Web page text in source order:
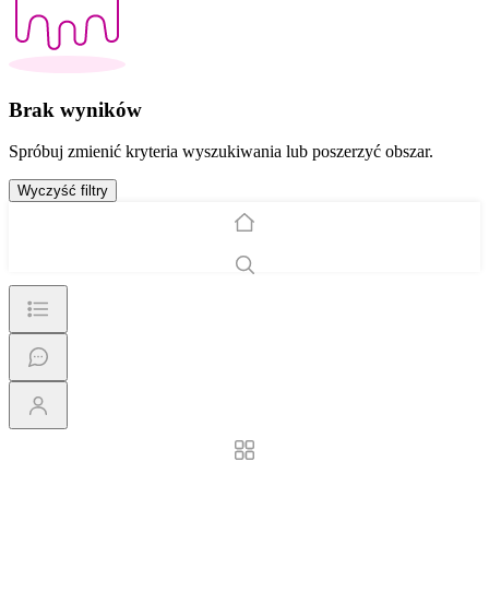
Brak wyników
Spróbuj zmienić kryteria wyszukiwania lub poszerzyć obszar.
Wyczyść filtry